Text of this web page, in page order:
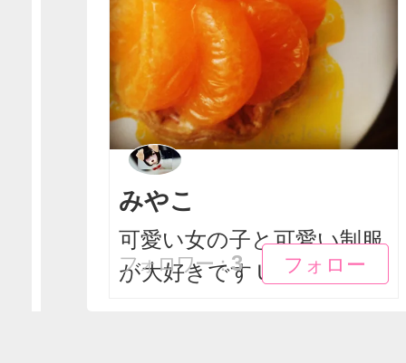
みやこ
可愛い女の子と可愛い制服
が大好きですＵ///'ᴗ'///Ｕ
フォロー
フォロー
フォロワー：3